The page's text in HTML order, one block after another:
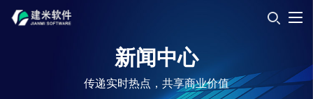
新闻中心
传递实时热点，共享商业价值